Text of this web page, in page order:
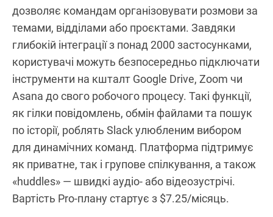
Найкраще
підходить
Стартапів і
технічних
команд
Підприємств,
використову
ють Microsoft
команд,
орієнтованих
Google
Slack
Slack відомий своєю зручною системою обміну
повідомленнями, побудованою на каналах, що
дозволяє командам організовувати розмови за
темами, відділами або проєктами. Завдяки
глибокій інтеграції з понад 2000 застосунками,
користувачі можуть безпосередньо підключати